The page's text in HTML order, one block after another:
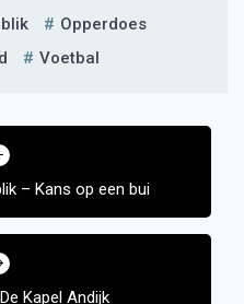
Opperdoes
Voetbal
– Kans op een bui
Kapel Andijk